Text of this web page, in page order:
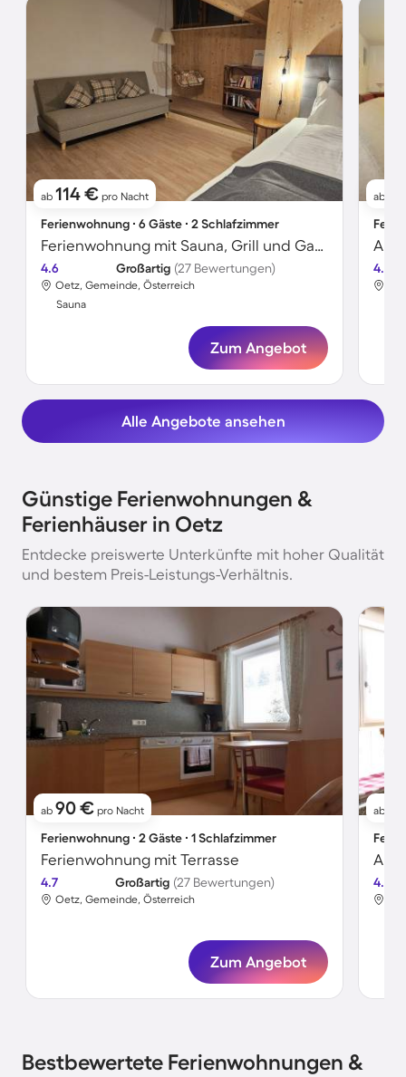
ab 114 € pro Nacht
Ferienwohnung ∙ 6 Gäste ∙ 2 Schlafzimmer
Ferienwohnung mit Sauna, Grill und Garten
4.6 Großartig (27 Bewertungen)
Oetz, Gemeinde, Österreich
Sauna
Zum Angebot
ab
4.6
Alle Angebote ansehen
Günstige Ferienwohnungen &
Ferienhäuser in Oetz
Entdecke preiswerte Unterkünfte mit hoher Qualität
und bestem Preis-Leistungs-Verhältnis.
ab 90 € pro Nacht
Ferienwohnung ∙ 2 Gäste ∙ 1 Schlafzimmer
Ferienwohnung mit Terrasse
4.7 Großartig (27 Bewertungen)
Oetz, Gemeinde, Österreich
Zum Angebot
ab
4.7
Bestbewertete Ferienwohnungen &